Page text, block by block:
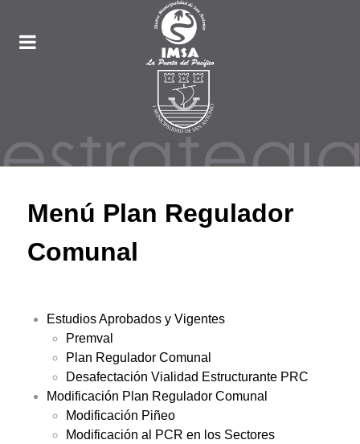
Menú Plan Regulador
Comunal
Estudios Aprobados y Vigentes
Premval
Plan Regulador Comunal
Desafectación Vialidad Estructurante PRC
Modificación Plan Regulador Comunal
Modificación Piñeo
Modificación al PCR en los Sectores